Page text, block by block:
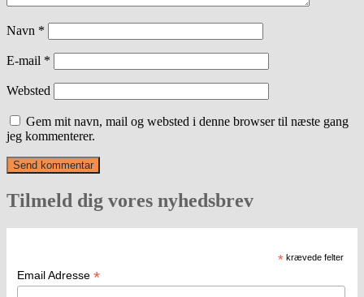
Navn *
E-mail *
Websted
Gem mit navn, mail og websted i denne browser til næste gang
jeg kommenterer.
Tilmeld dig vores nyhedsbrev
* krævede felter
Email Adresse *